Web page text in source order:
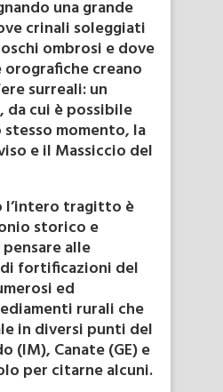
una grande
crinali soleggiati
ombrosi e dove
creano
surreali: un
da cui è possibile
momento, la
e il Massiccio del
l’intero tragitto è
storico e
alle
fortificazioni del
ed
rurali che
in diversi punti del
(IM), Canate (GE) e
per citarne alcuni.